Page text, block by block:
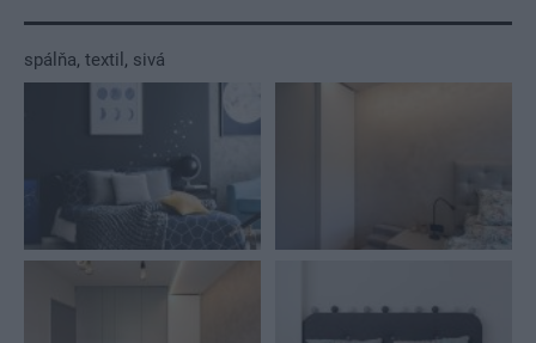
spálňa, textil , sivá